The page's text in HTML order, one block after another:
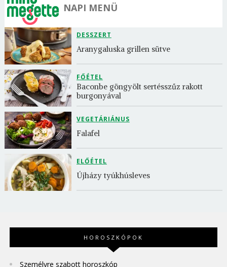
NAPI MENÜ
DESSZERT
Aranygaluska grillen sütve
FŐÉTEL
Baconbe göngyölt sertésszűz rakott
burgonyával
VEGETÁRIÁNUS
Falafel
ELŐÉTEL
Újházy tyúkhúsleves
HOROSZKÓPOK
Személyre szabott horoszkóp